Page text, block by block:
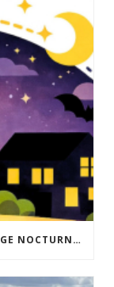
ACCEPTABILITÉ SOCIALE DE L’ÉCLAIRAGE NOCTURNE : LE REPLAY EST DISPONIBLE